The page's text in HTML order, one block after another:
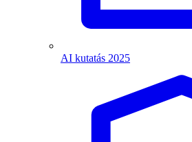
AI kutatás 2025